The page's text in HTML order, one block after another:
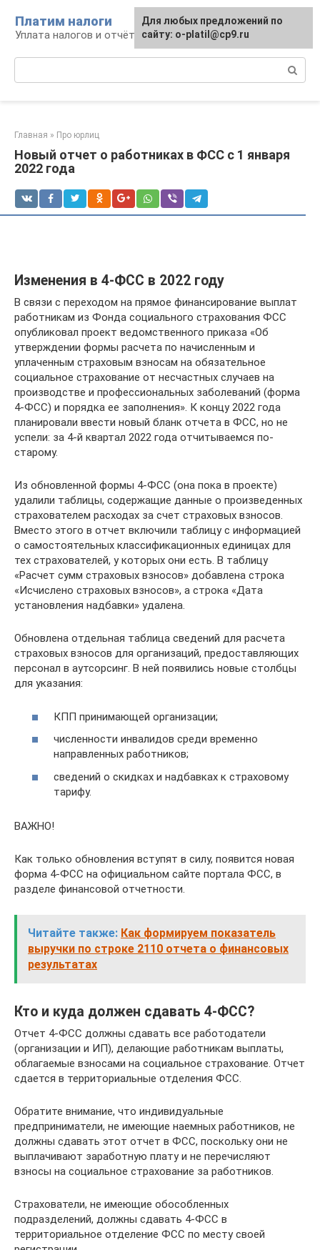
контенту
Платим налоги
Уплата налогов и отчётность
Главная » Про юрлиц
Новый отчет о работниках в ФСС с 1 января
2022 года
Изменения в 4-ФСС в 2022 году
В связи с переходом на прямое финансирование выплат
работникам из Фонда социального страхования ФСС
опубликовал проект ведомственного приказа «Об
утверждении формы расчета по начисленным и
уплаченным страховым взносам на обязательное
социальное страхование от несчастных случаев на
производстве и профессиональных заболеваний (форма
4-ФСС) и порядка ее заполнения». К концу 2022 года
планировали ввести новый бланк отчета в ФСС, но не
успели: за 4-й квартал 2022 года отчитываемся по-
старому.
Из обновленной формы 4-ФСС (она пока в проекте)
удалили таблицы, содержащие данные о произведенных
страхователем расходах за счет страховых взносов.
Вместо этого в отчет включили таблицу с информацией
о самостоятельных классификационных единицах для
тех страхователей, у которых они есть. В таблицу
«Расчет сумм страховых взносов» добавлена строка
«Исчислено страховых взносов», а строка «Дата
установления надбавки» удалена.
Обновлена отдельная таблица сведений для расчета
страховых взносов для организаций, предоставляющих
персонал в аутсорсинг. В ней появились новые столбцы
для указания:
КПП принимающей организации;
численности инвалидов среди временно
направленных работников;
сведений о скидках и надбавках к страховому
тарифу.
ВАЖНО!
Как только обновления вступят в силу, появится новая
форма 4-ФСС на официальном сайте портала ФСС, в
разделе финансовой отчетности.
Читайте также: Как формируем показатель
выручки по строке 2110 отчета о финансовых
результатах
Кто и куда должен сдавать 4-ФСС?
Отчет 4-ФСС должны сдавать все работодатели
(организации и ИП), делающие работникам выплаты,
облагаемые взносами на социальное страхование. Отчет
сдается в территориальные отделения ФСС.
Обратите внимание, что индивидуальные
предприниматели, не имеющие наемных работников, не
должны сдавать этот отчет в ФСС, поскольку они не
выплачивают заработную плату и не перечисляют
взносы на социальное страхование за работников.
Страхователи, не имеющие обособленных
подразделений, должны сдавать 4-ФСС в
территориальное отделение ФСС по месту своей
Для любых предложений по
сайту: o-platil@cp9.ru